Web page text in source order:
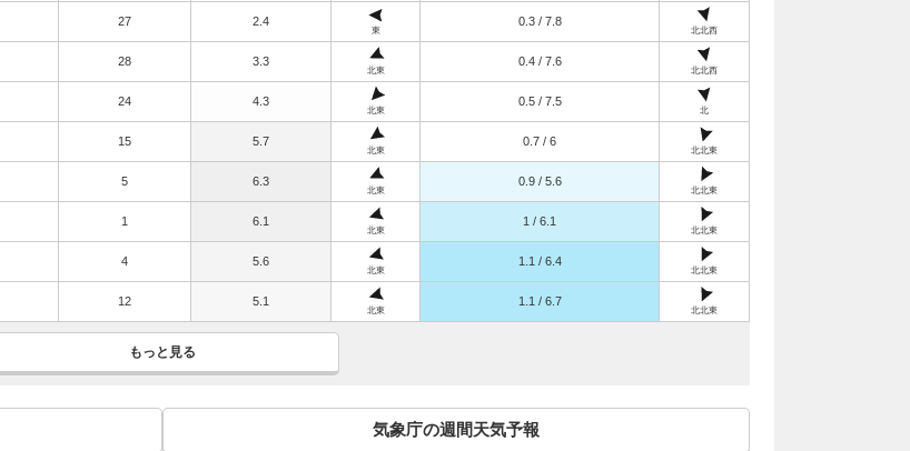
27 2.4
東
0.3 / 7.8
北北西
28 3.3
北東
0.4 / 7.6
北北西
24 4.3
北東
0.5 / 7.5
北
15 5.7
北東
0.7 / 6
北北東
5 6.3
北東
0.9 / 5.6
北北東
1 6.1
北東
1 / 6.1
北北東
4 5.6
北東
1.1 / 6.4
北北東
12 5.1
北東
1.1 / 6.7
北北東
もっと見る
気象庁の週間天気予報